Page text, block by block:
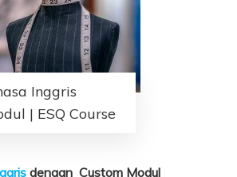
Inggris
| ESQ Course
dengan Custom Modul